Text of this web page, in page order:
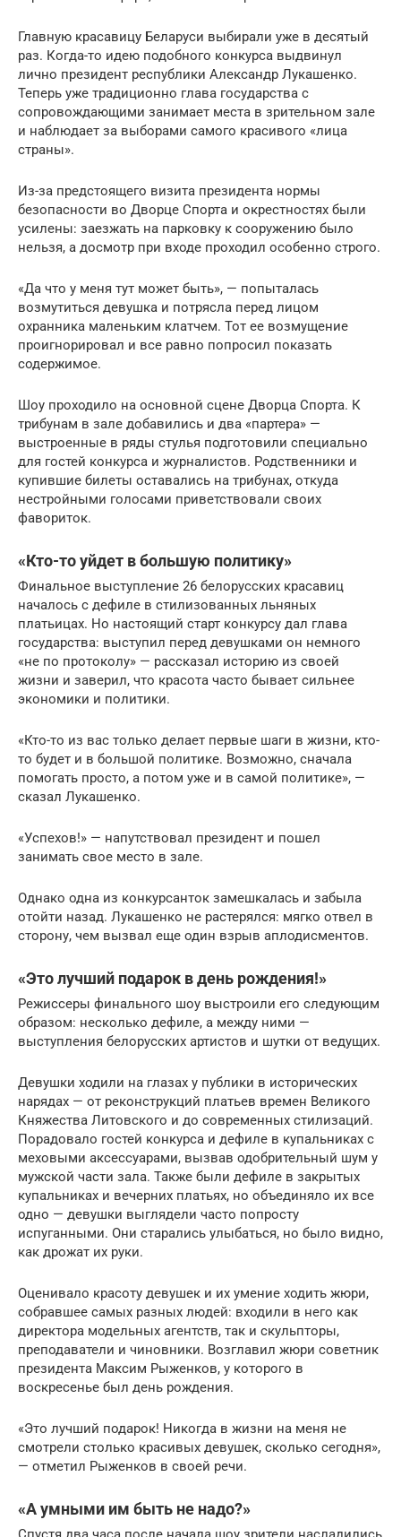
Главную красавицу Беларуси выбирали уже в десятый
раз. Когда-то идею подобного конкурса выдвинул
лично президент республики Александр Лукашенко.
Теперь уже традиционно глава государства с
сопровождающими занимает места в зрительном зале
и наблюдает за выборами самого красивого «лица
страны».
Из-за предстоящего визита президента нормы
безопасности во Дворце Спорта и окрестностях были
усилены: заезжать на парковку к сооружению было
нельзя, а досмотр при входе проходил особенно строго.
«Да что у меня тут может быть», — попыталась
возмутиться девушка и потрясла перед лицом
охранника маленьким клатчем. Тот ее возмущение
проигнорировал и все равно попросил показать
содержимое.
Шоу проходило на основной сцене Дворца Спорта. К
трибунам в зале добавились и два «партера» —
выстроенные в ряды стулья подготовили специально
для гостей конкурса и журналистов. Родственники и
купившие билеты оставались на трибунах, откуда
нестройными голосами приветствовали своих
фавориток.
«Кто-то уйдет в большую политику»
Финальное выступление 26 белорусских красавиц
началось с дефиле в стилизованных льняных
платьицах. Но настоящий старт конкурсу дал глава
государства: выступил перед девушками он немного
«не по протоколу» — рассказал историю из своей
жизни и заверил, что красота часто бывает сильнее
экономики и политики.
«Кто-то из вас только делает первые шаги в жизни, кто-
то будет и в большой политике. Возможно, сначала
помогать просто, а потом уже и в самой политике», —
сказал Лукашенко.
«Успехов!» — напутствовал президент и пошел
занимать свое место в зале.
Однако одна из конкурсанток замешкалась и забыла
отойти назад. Лукашенко не растерялся: мягко отвел в
сторону, чем вызвал еще один взрыв аплодисментов.
«Это лучший подарок в день рождения!»
Режиссеры финального шоу выстроили его следующим
образом: несколько дефиле, а между ними —
выступления белорусских артистов и шутки от ведущих.
Девушки ходили на глазах у публики в исторических
нарядах — от реконструкций платьев времен Великого
Княжества Литовского и до современных стилизаций.
Порадовало гостей конкурса и дефиле в купальниках с
меховыми аксессуарами, вызвав одобрительный шум у
мужской части зала. Также были дефиле в закрытых
купальниках и вечерних платьях, но объединяло их все
одно — девушки выглядели часто попросту
испуганными. Они старались улыбаться, но было видно,
как дрожат их руки.
Оценивало красоту девушек и их умение ходить жюри,
собравшее самых разных людей: входили в него как
директора модельных агентств, так и скульпторы,
преподаватели и чиновники. Возглавил жюри советник
президента Максим Рыженков, у которого в
воскресенье был день рождения.
«Это лучший подарок! Никогда в жизни на меня не
смотрели столько красивых девушек, сколько сегодня»,
— отметил Рыженков в своей речи.
«А умными им быть не надо?»